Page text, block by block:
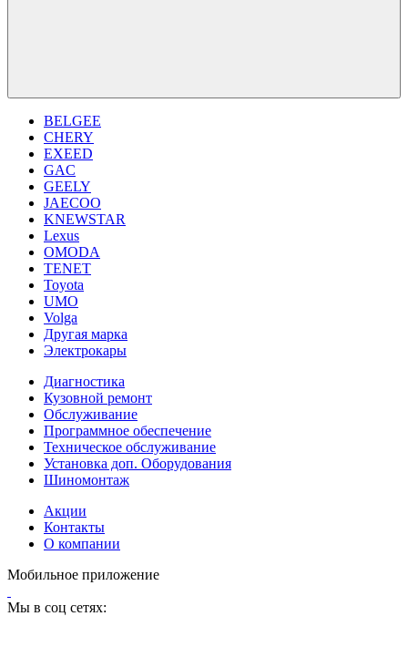
BELGEE
CHERY
EXEED
GAC
GEELY
JAECOO
KNEWSTAR
Lexus
OMODA
TENET
Toyota
UMO
Volga
Другая марка
Электрокары
Диагностика
Кузовной ремонт
Обслуживание
Программное обеспечение
Техническое обслуживание
Установка доп. Оборудования
Шиномонтаж
Акции
Контакты
О компании
Мобильное приложение
Мы в соц сетях: